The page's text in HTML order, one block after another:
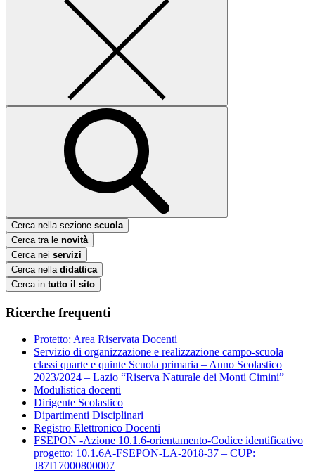
Cerca nella sezione scuola
Cerca tra le novità
Cerca nei servizi
Cerca nella didattica
Cerca in tutto il sito
Ricerche frequenti
Protetto: Area Riservata Docenti
Servizio di organizzazione e realizzazione campo-scuola
classi quarte e quinte Scuola primaria – Anno Scolastico
2023/2024 – Lazio “Riserva Naturale dei Monti Cimini”
Modulistica docenti
Dirigente Scolastico
Dipartimenti Disciplinari
Registro Elettronico Docenti
FSEPON -Azione 10.1.6-orientamento-Codice identificativo
progetto: 10.1.6A-FSEPON-LA-2018-37 – CUP:
J87I17000800007